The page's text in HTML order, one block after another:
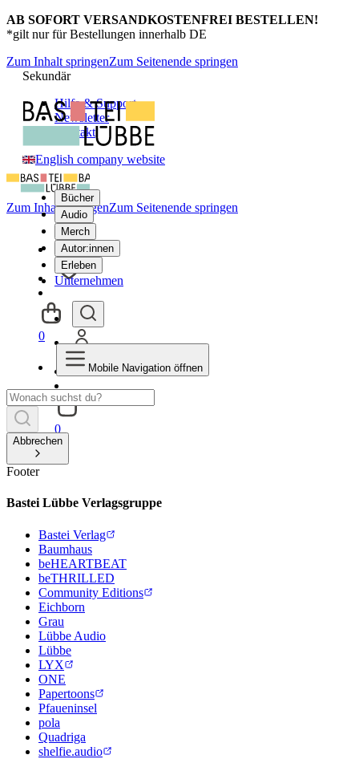
AB SOFORT VERSANDKOSTENFREI BESTELLEN!
*gilt nur für Bestellungen innerhalb DE
Zum Inhalt springenZum Seitenende springen
Sekundär
Hilfe & Support
Newsletter
Kontakt
English company website
Bücher
Audio
Merch
Autor:innen
Erleben
Unternehmen
0
Zum Inhalt springenZum Seitenende springen
0
Mobile Navigation öffnen
Abbrechen
Footer
Bastei Lübbe Verlagsgruppe
Bastei Verlag
Baumhaus
beHEARTBEAT
beTHRILLED
Community Editions
Eichborn
Grau
Lübbe Audio
Lübbe
LYX
ONE
Papertoons
Pfaueninsel
pola
Quadriga
shelfie.audio